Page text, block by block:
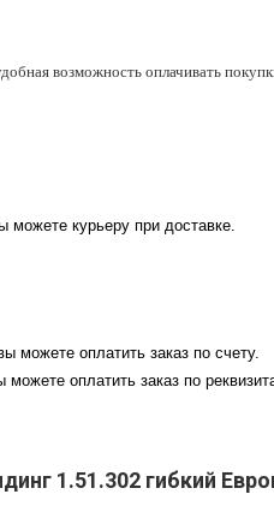
возможность оплачивать
можете курьеру при доставке.
можете оплатить заказ по счету.
оплатить заказ по
1.51.302 гибкий